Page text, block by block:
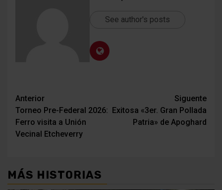
See author's posts
Navegación
de
entradas
Anterior
Torneo Pre-Federal 2026:
Ferro visita a Unión
Vecinal Etcheverry
Siguente
Exitosa «3er. Gran Pollada
Patria» de Apoghard
MÁS HISTORIAS